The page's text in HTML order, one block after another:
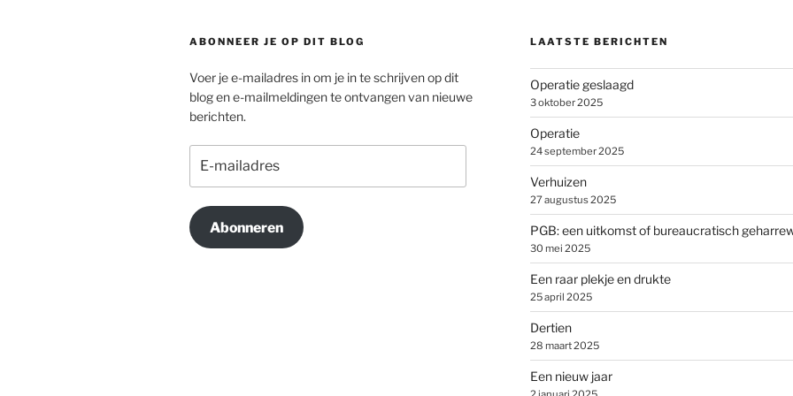
ABONNEER JE OP DIT BLOG
Voer je e-mailadres in om je in te schrijven op dit
blog en e-mailmeldingen te ontvangen van nieuwe
berichten.
mailadres
Abonneren
LAATSTE BERICHTEN
Operatie geslaagd
3 oktober 2025
Operatie
24 september 2025
Verhuizen
27 augustus 2025
PGB: een uitkomst of bureaucratisch
30 mei 2025
Een raar plekje en drukte
25 april 2025
Dertien
28 maart 2025
Een nieuw jaar